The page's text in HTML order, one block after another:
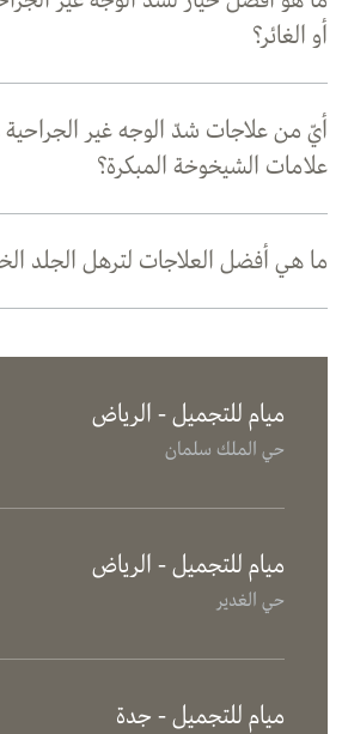
أو الغائر؟
أيّ من علاجات شدّ الوجه غير
علامات الشيخوخة المبكرة؟
ما هي أفضل العلاجات لترهل الجلد
ميام للتجميل - الرياض
حي الملك سلمان
ميام للتجميل - الرياض
حي الغدير
ميام للتجميل - جدة